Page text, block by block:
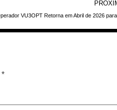
*